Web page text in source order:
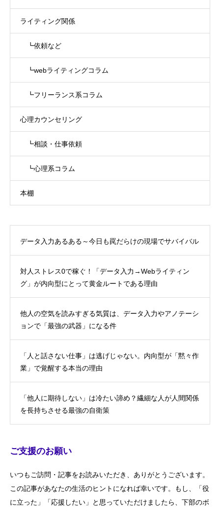
ライティング関係
┗依頼など
┗webライティングコラム
┗フリーランス系コラム
心理カウンセリング
┗相談・仕事依頼
┗心理系コラム
本棚
データ入力あるある～今日も罠だらけの現場でサバイバル
対人ストレス0で稼ぐ！「データ入力→Webライティン
グ」が内向型にとって黄金ルートである理由
他人の空気を読みすぎる気質は、データ入力やアノテーシ
ョンで「最強の武器」になる件
「人と話さない仕事」は逃げじゃない。内向型が「黙々作
業」で覚醒する本当の理由
「他人に期待しない」は冷たい諦め？繊細な人が人間関係
を長持ちさせる最強の自衛策
ご支援のお願い
いつもご訪問・記事をお読みいただき、ありがとうございます。
この記事があなたの生活のヒントになれば幸いです。もし、「役
に立った」「応援したい」と思っていただけましたら、下部のボ